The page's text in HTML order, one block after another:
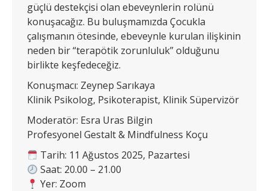
güçlü destekçisi olan ebeveynlerin rolünü
konuşacağız. Bu buluşmamızda Çocukla
çalışmanın ötesinde, ebeveynle kurulan ilişkinin
neden bir “terapötik zorunluluk” olduğunu
birlikte keşfedeceğiz.
Konuşmacı: Zeynep Sarıkaya
Klinik Psikolog, Psikoterapist, Klinik Süpervizör
Moderatör: Esra Uras Bilgin
Profesyonel Gestalt & Mindfulness Koçu
Tarih: 11 Ağustos 2025, Pazartesi
Saat: 20.00 – 21.00
Yer: Zoom